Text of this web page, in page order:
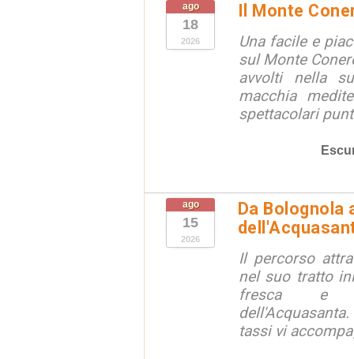
ago
18
2026
Il Monte
Una facile e
sul Monte
avvolti nella
macchia
spettacolari
ago
15
2026
Da Bolognola
Il percorso
nel suo tratto
fresca e
tassi vi